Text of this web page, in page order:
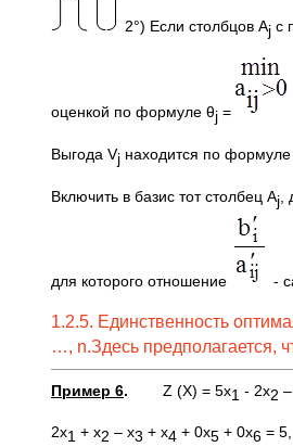
2°) Если столбцов Aj с
оценкой по формуле θj =
Выгода Vj находится по формуле
Включить в базис тот столбец Aj
для которого отношение -
1.2.5. Единственность
…, n.Здесь предполагается,
Пример 6. Z (Х) = 5х1 - 2х2
2x1 + x2 – x3 + x4 + 0x5 + 0x6 = 5,